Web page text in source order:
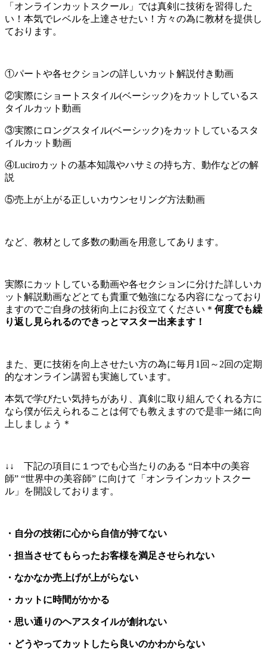
「オンラインカットスクール」では真剣に技術を習得した
い！本気でレベルを上達させたい！方々の為に教材を提供し
ております。
①パートや各セクションの詳しいカット解説付き動画
②実際にショートスタイル(ベーシック)をカットしているス
タイルカット動画
③実際にロングスタイル(ベーシック)をカットしているスタ
イルカット動画
④Luciroカットの基本知識やハサミの持ち方、動作などの解
説
⑤売上が上がる正しいカウンセリング方法動画
など、教材として多数の動画を用意してあります。
実際にカットしている動画や各セクションに分けた詳しいカ
ット解説動画などとても貴重で勉強になる内容になっており
ますのでご自身の技術向上にお役立てください＊ 何度でも繰
り返し見られるのできっとマスター出来ます！
また、更に技術を向上させたい方の為に毎月1回～2回の定期
的なオンライン講習も実施しています。
本気で学びたい気持ちがあり、真剣に取り組んでくれる方に
なら僕が伝えられることは何でも教えますので是非一緒に向
上しましょう＊
↓↓ 下記の項目に１つでも心当たりのある “日本中の美容
師” “世界中の美容師” に向けて「オンラインカットスクー
ル」を開設しております。
・自分の技術に心から自信が持てない
・担当させてもらったお客様を満足させられない
・なかなか売上げが上がらない
・カットに時間がかかる
・思い通りのヘアスタイルが創れない
・どうやってカットしたら良いのかわからない